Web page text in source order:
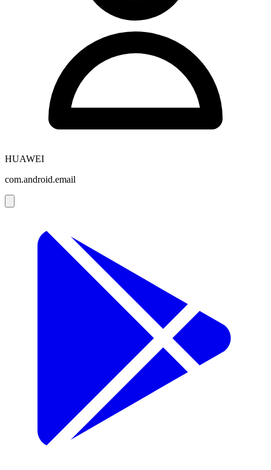
HUAWEI
com.android.email